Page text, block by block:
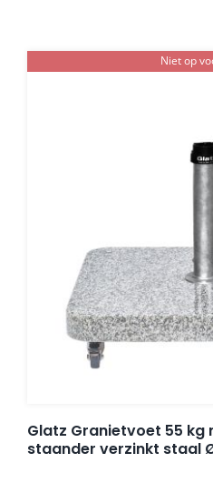
Niet op
Glatz Granietvoet 55 kg
staander verzinkt staal